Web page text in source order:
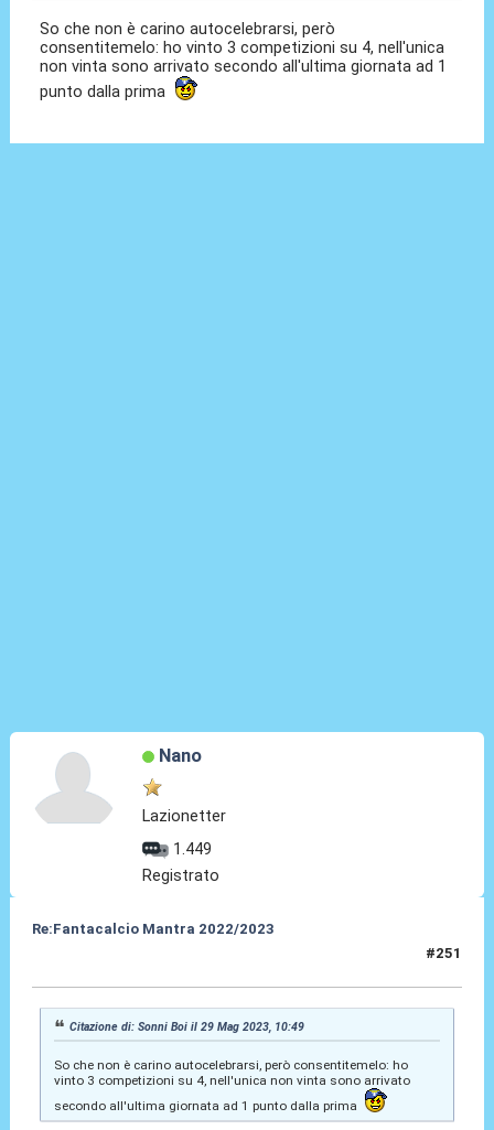
So che non è carino autocelebrarsi, però
consentitemelo: ho vinto 3 competizioni su 4, nell'unica
non vinta sono arrivato secondo all'ultima giornata ad 1
punto dalla prima
Nano
Lazionetter
1.449
Registrato
Re:Fantacalcio Mantra 2022/2023
#251
Citazione di: Sonni Boi il 29 Mag 2023, 10:49
So che non è carino autocelebrarsi, però consentitemelo: ho
vinto 3 competizioni su 4, nell'unica non vinta sono arrivato
secondo all'ultima giornata ad 1 punto dalla prima